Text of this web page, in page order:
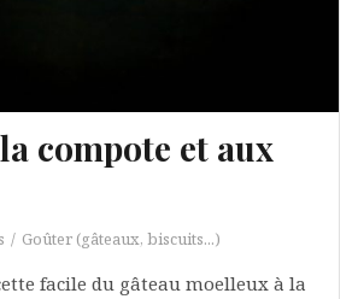
compote et aux
Goûter (gâteaux, biscuits...)
facile du gâteau moelleux à la